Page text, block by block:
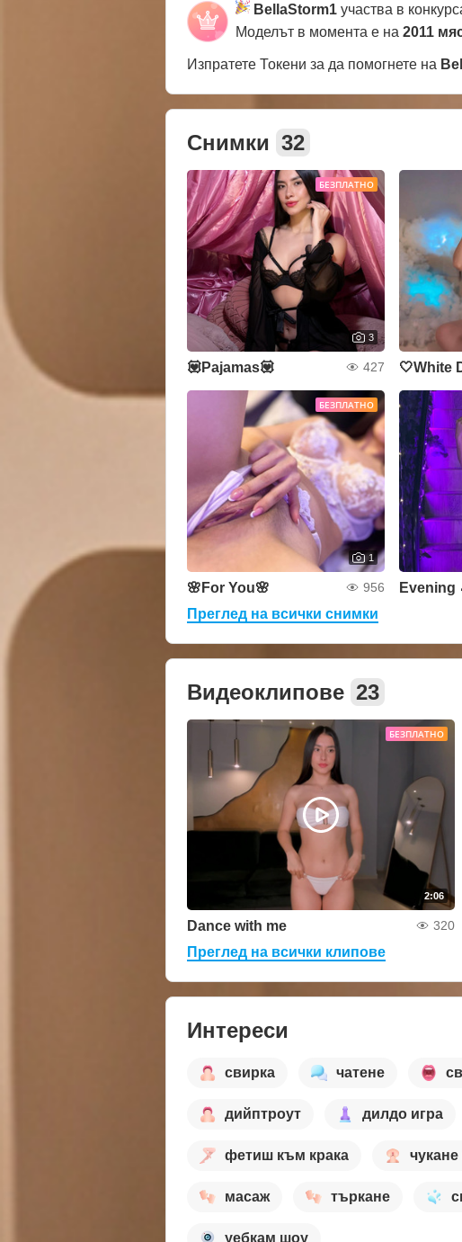
BellaStorm1 участва в
Моделът в момента е на 2011
Изпратете Токени за да помогнете на
Снимки 32
БЕЗПЛАТНО
3
💟Pajamas💟 427 🤍White
БЕЗПЛАТНО
1
🌸For You🌸 956 Evening
Преглед на всички снимки
Видеоклипове 23
БЕЗПЛАТНО
2:06
Dance with me 320
Преглед на всички клипове
Интереси
свирка чатене
дийптроут дилдо игра
фетиш към крака чукане
масаж търкане
уебкам шоу